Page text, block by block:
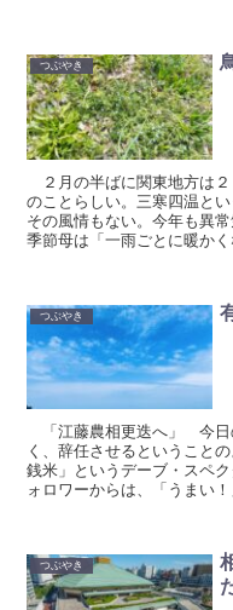
つぶやき
２月の半ばに関東地方は２
のことらしい。三寒四温と
その風情もない。今年も異
季節母は「一雨ごとに暖か
つぶやき
「江藤農相更迭へ」 今
く、辞任させるというこ
銭米」というデーブ・スペ
ォロワーからは、「うまい
つぶやき